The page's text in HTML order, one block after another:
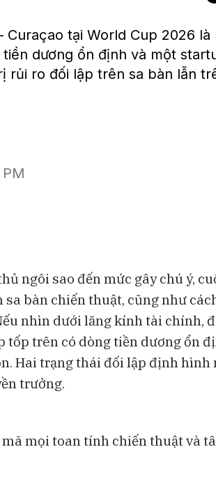
Curaçao tại World Cup 2026
dương ổn định và một
rủi ro đối lập trên sa bàn lẫn
ngôi sao đến mức gây chú ý,
bàn chiến thuật, cũng như
nhìn dưới lăng kính tài chính,
tốp trên có dòng tiền dương ổn
Hai trạng thái đối lập định hình
trưởng.
mọi toan tính chiến thuật và
chứng khoán nửa cuối
hoá mạnh, rủi ro từ tỉ
Bloomberg
AI cần được
Góc nhìn từ